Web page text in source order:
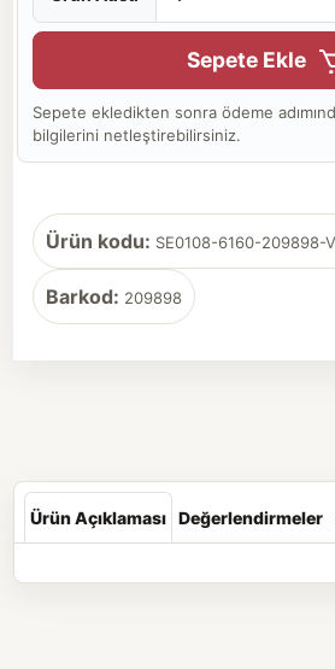
Sepete Ekle
Sepete ekledikten sonra ödeme
bilgilerini netleştirebilirsiniz.
Ürün kodu: SE0108-6160-209898-
Barkod: 209898
Ürün Açıklaması Değerlendirmeler